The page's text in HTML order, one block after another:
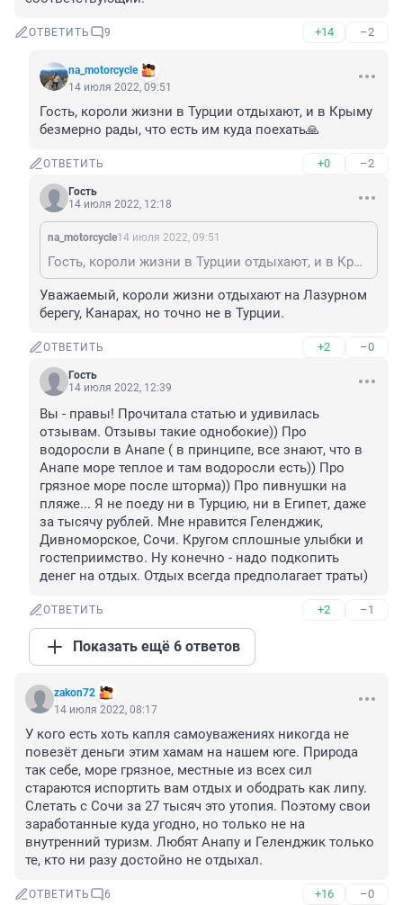
ОТВЕТИТЬ 9 +14 –2
na_motorcycle
14 июля 2022, 09:51
Гость, короли жизни в Турции отдыхают, и в Крыму
безмерно рады, что есть им куда поехать🙏
ОТВЕТИТЬ +0 –2
Гость
14 июля 2022, 12:18
na_motorcycle14 июля 2022, 09:51
Гость, короли жизни в Турции отдыхают, и в Крыму безмерно рады, что есть им куда поехать🙏
Уважаемый, короли жизни отдыхают на Лазурном
берегу, Канарах, но точно не в Турции.
ОТВЕТИТЬ +2 –0
Гость
14 июля 2022, 12:39
Вы - правы! Прочитала статью и удивилась
отзывам. Отзывы такие однобокие)) Про
водоросли в Анапе ( в принципе, все знают, что в
Анапе море теплое и там водоросли есть)) Про
грязное море после шторма)) Про пивнушки на
пляже... Я не поеду ни в Турцию, ни в Египет, даже
за тысячу рублей. Мне нравится Геленджик,
Дивноморское, Сочи. Кругом сплошные улыбки и
гостеприимство. Ну конечно - надо подкопить
денег на отдых. Отдых всегда предполагает траты)
ОТВЕТИТЬ +2 –1
Показать ещё 6 ответов
zakon72
14 июля 2022, 08:17
У кого есть хоть капля самоуважениях никогда не
повезёт деньги этим хамам на нашем юге. Природа
так себе, море грязное, местные из всех сил
стараются испортить вам отдых и ободрать как липу.
Слетать с Сочи за 27 тысяч это утопия. Поэтому свои
заработанные куда угодно, но только не на
внутренний туризм. Любят Анапу и Геленджик только
те, кто ни разу достойно не отдыхал.
ОТВЕТИТЬ 6 +16 –0